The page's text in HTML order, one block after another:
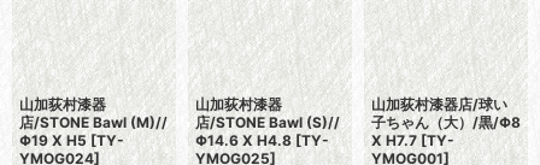
山加荻村漆器
店/STONE Bawl (M)//
Φ19 X H5 [TY-
YMOG024]
山加荻村漆器
店/STONE Bawl (S)//
Φ14.6 X H4.8 [TY-
YMOG025]
山加荻村漆器店/球い
子ちゃん（大）/黒/Φ8
X H7.7 [TY-
YMOG001]